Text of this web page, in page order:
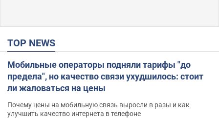
TOP NEWS
Мобильные операторы подняли тарифы "до
предела", но качество связи ухудшилось: стоит
ли жаловаться на цены
Почему цены на мобильную связь выросли в разы и как
улучшить качество интернета в телефоне